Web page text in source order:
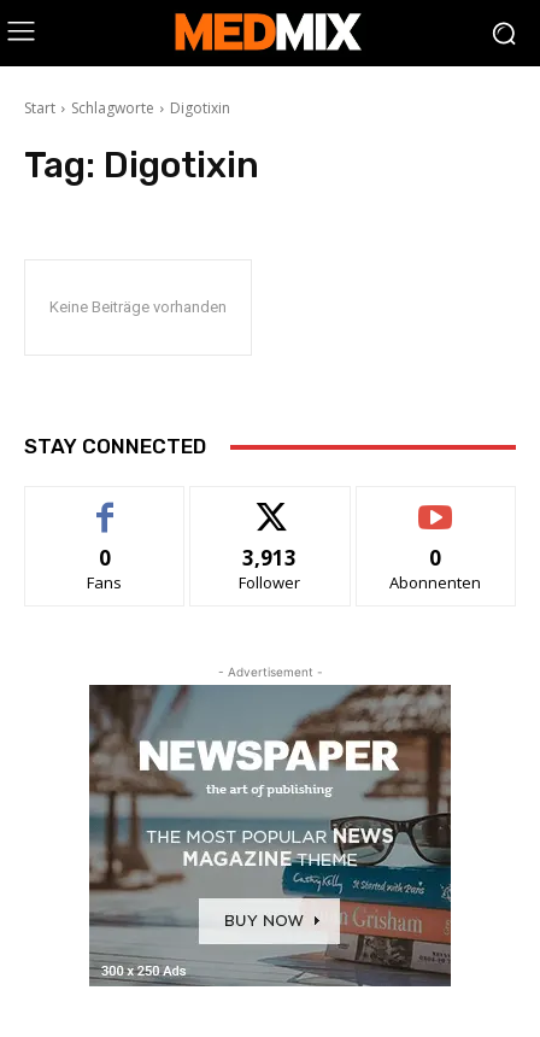
Start Schlagworte Digotixin
Tag: Digotixin
Keine Beiträge vorhanden
STAY CONNECTED
0
Fans
3,913
Follower
0
Abonnenten
- Advertisement -